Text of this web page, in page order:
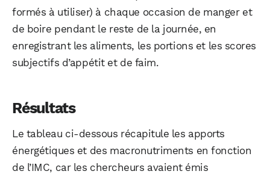
formés à utiliser) à chaque occasion de manger et
de boire pendant le reste de la journée, en
enregistrant les aliments, les portions et les scores
subjectifs d’appétit et de faim.
Résultats
Le tableau ci-dessous récapitule les apports
énergétiques et des macronutriments en fonction
de l’IMC, car les chercheurs avaient émis